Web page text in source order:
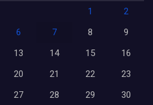
1
2
6 7 8
9
13 14 15
16
20 21 22
23
27 28 29
30